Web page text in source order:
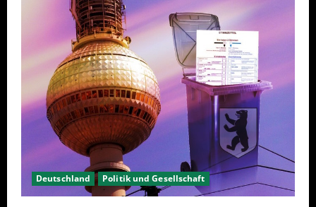
Deutschland Politik und Gesellschaft